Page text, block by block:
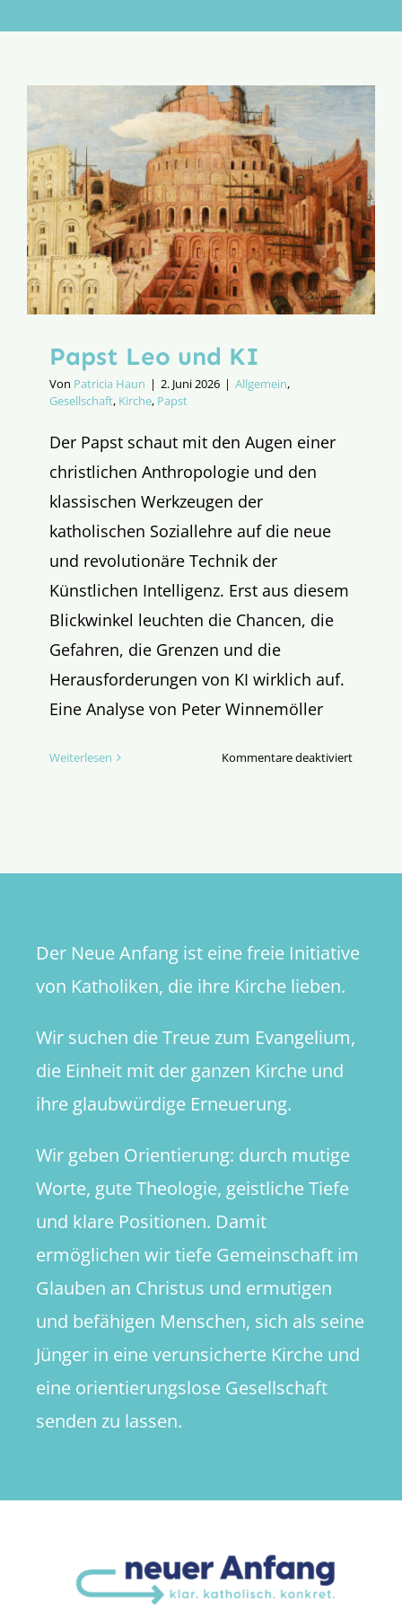
Aktion
Papst Leo und KI
Von Patricia Haun | 2. Juni 2026 | Allgemein,
Gesellschaft, Kirche, Papst
Der Papst schaut mit den Augen einer
christlichen Anthropologie und den
klassischen Werkzeugen der
katholischen Soziallehre auf die neue
und revolutionäre Technik der
Künstlichen Intelligenz. Erst aus diesem
Blickwinkel leuchten die Chancen, die
Gefahren, die Grenzen und die
Herausforderungen von KI wirklich auf.
Eine Analyse von Peter Winnemöller
Weiterlesen Kommentare deaktiviertfür
Der Neue Anfang ist eine freie Initiative
von Katholiken, die ihre Kirche lieben.
Wir suchen die Treue zum Evangelium,
die Einheit mit der ganzen Kirche und
ihre glaubwürdige Erneuerung.
Wir geben Orientierung: durch mutige
Worte, gute Theologie, geistliche Tiefe
und klare Positionen. Damit
ermöglichen wir tiefe Gemeinschaft im
Glauben an Christus und ermutigen
und befähigen Menschen, sich als seine
Jünger in eine verunsicherte Kirche und
eine orientierungslose Gesellschaft
senden zu lassen.